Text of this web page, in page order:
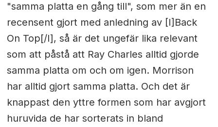
"samma platta en gång till", som mer än en
recensent gjort med anledning av [I]Back
On Top[/I], så är det ungefär lika relevant
som att påstå att Ray Charles alltid gjorde
samma platta om och om igen. Morrison
har alltid gjort samma platta. Och det är
knappast den yttre formen som har avgjort
huruvida de har sorterats in bland